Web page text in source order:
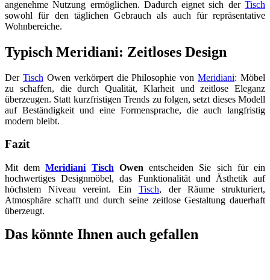
angenehme Nutzung ermöglichen. Dadurch eignet sich der Tisch
sowohl für den täglichen Gebrauch als auch für repräsentative
Wohnbereiche.
Typisch Meridiani: Zeitloses Design
Der Tisch Owen verkörpert die Philosophie vonMeridiani: Möbel
zu schaffen, die durch Qualität, Klarheit und zeitlose Eleganz
überzeugen. Statt kurzfristigen Trends zu folgen, setzt dieses Modell
auf Beständigkeit und eine Formensprache, die auch langfristig
modern bleibt.
Fazit
Mit demMeridiani Tisch Owen entscheiden Sie sich für ein
hochwertiges Designmöbel, das Funktionalität und Ästhetik auf
höchstem Niveau vereint. Ein Tisch, der Räume strukturiert,
Atmosphäre schafft und durch seine zeitlose Gestaltung dauerhaft
überzeugt.
Das könnte Ihnen auch gefallen